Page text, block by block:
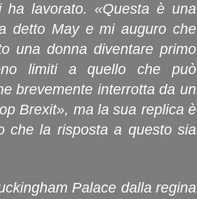
lavorato. «Questa è una
detto May e mi auguro che
una donna diventare primo
limiti a quello che può
brevemente interrotta da un
Brexit», ma la sua replica è
che la risposta a questo sia
Palace dalla regina